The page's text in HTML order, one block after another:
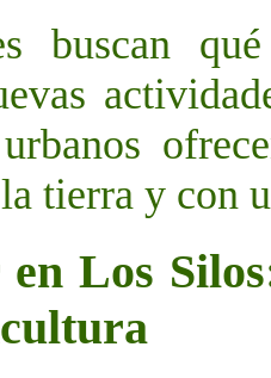
buscan
tierra y con
en Los